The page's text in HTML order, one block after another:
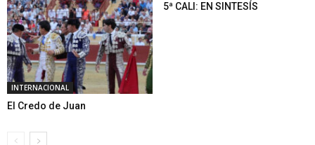
INTERNACIONAL
El Credo de Juan
5ª CALI: EN SINTESÍS